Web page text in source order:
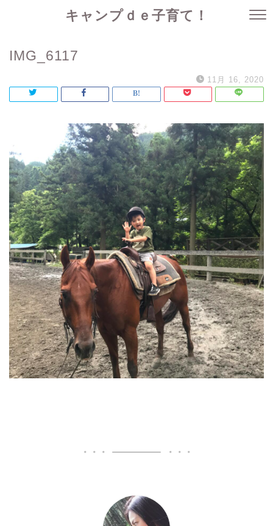
キャンプｄｅ子育て！
IMG_6117
11月 16, 2020